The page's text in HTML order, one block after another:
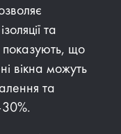
та
що
вікна можуть
та